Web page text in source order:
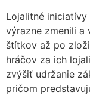
Lojalitné
výrazne zmenili a
štítkov až po
hráčov za ich
zvýšiť udržanie
pričom